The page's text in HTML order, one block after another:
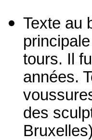
Texte au
tours. Il
années.
des
Bruxelles)